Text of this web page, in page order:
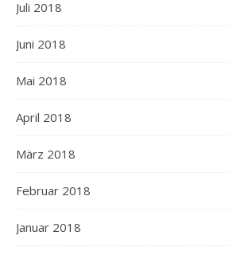
Juli 2018
Juni 2018
Mai 2018
April 2018
März 2018
Februar 2018
Januar 2018